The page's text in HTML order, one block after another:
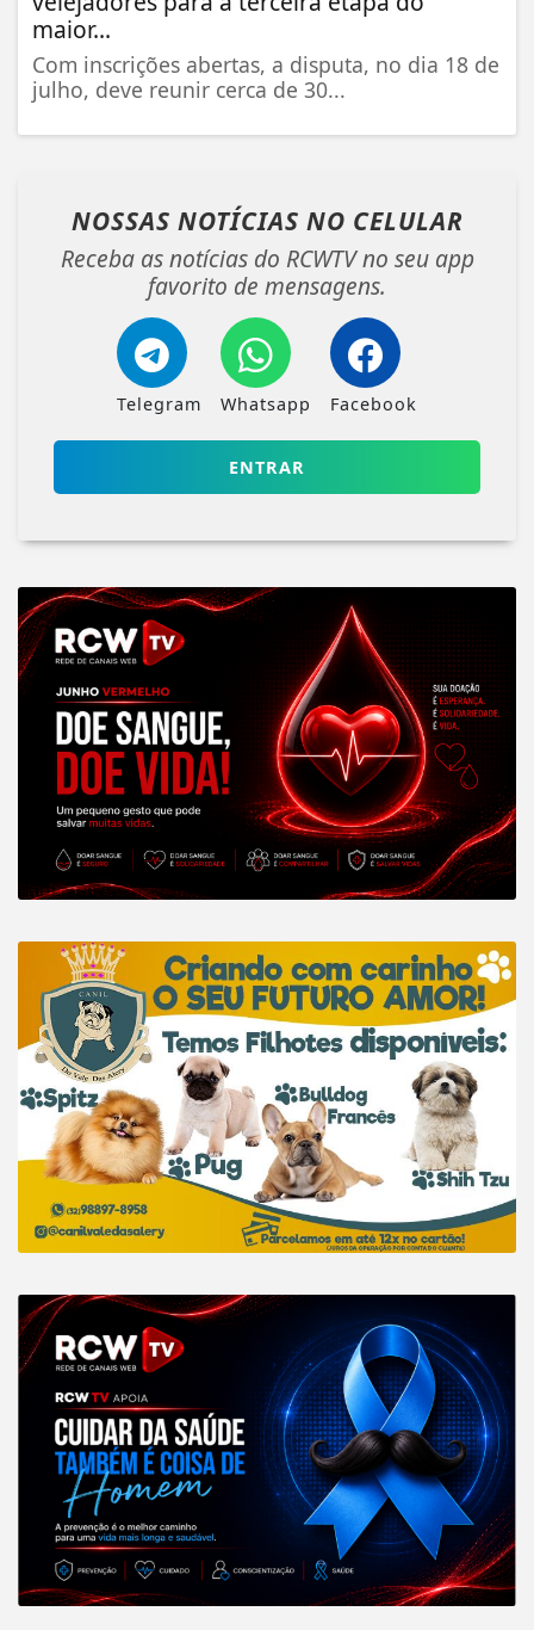
maior...
Com inscrições abertas, a disputa, no dia 18 de
julho, deve reunir cerca de 30...
NOSSAS NOTÍCIAS NO CELULAR
Receba as notícias do RCWTV no seu app
favorito de mensagens.
Telegram Whatsapp Facebook
ENTRAR